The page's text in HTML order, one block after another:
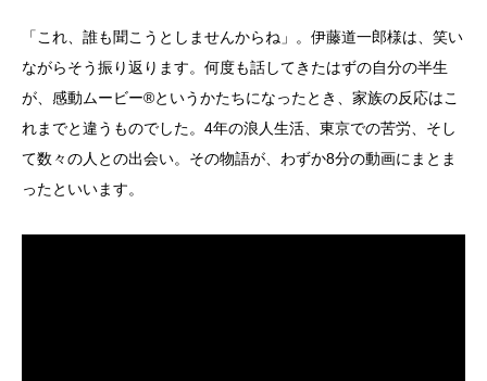
「これ、誰も聞こうとしませんからね」。伊藤道一郎様は、笑い
ながらそう振り返ります。何度も話してきたはずの自分の半生
が、感動ムービー®というかたちになったとき、家族の反応はこ
れまでと違うものでした。4年の浪人生活、東京での苦労、そし
て数々の人との出会い。その物語が、わずか8分の動画にまとま
ったといいます。